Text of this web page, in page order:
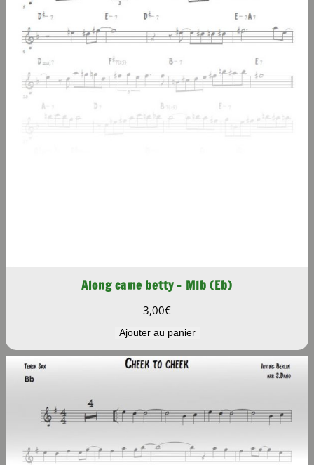
Along came betty – MIb (Eb)
3,00€
Ajouter au panier